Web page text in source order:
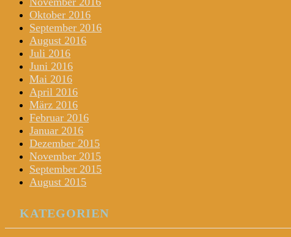
Oktober 2016
September 2016
August 2016
Juli 2016
Juni 2016
Mai 2016
April 2016
März 2016
Februar 2016
Januar 2016
Dezember 2015
November 2015
September 2015
August 2015
KATEGORIEN